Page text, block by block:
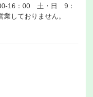
16：00 土・日 9：
しておりません。